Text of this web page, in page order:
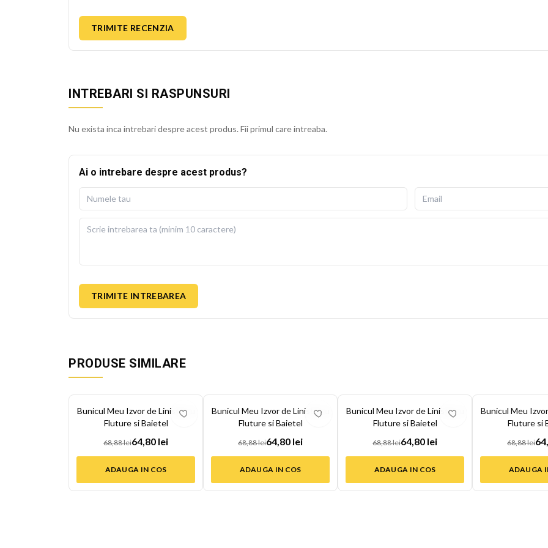
TRIMITE RECENZIA
INTREBARI SI RASPUNSURI
Nu exista inca intrebari despre acest produs. Fii primul care intreaba.
Ai o intrebare despre acest produs?
TRIMITE INTREBAREA
PRODUSE SIMILARE
6%
Bunicul Meu Izvor de Liniste cu
Fluture si Baietel
68,88 lei64,80 lei
ADAUGA IN COS
6%
Bunicul Meu Izvor de Liniste cu
Fluture si Baietel
68,88 lei64,80 lei
ADAUGA IN COS
6%
Bunicul Meu Izvor de Liniste cu
Fluture si Baietel
68,88 lei64,80 lei
ADAUGA IN COS
6%
Bunicul Meu
Fluture si
68,88 lei
ADAUGA